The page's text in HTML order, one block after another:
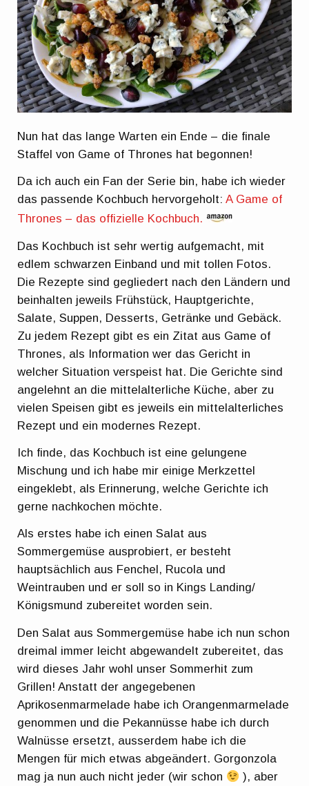
Nun hat das lange Warten ein Ende – die finale
Staffel von Game of Thrones hat begonnen!
Da ich auch ein Fan der Serie bin, habe ich wieder
das passende Kochbuch hervorgeholt:A Game of
Thrones – das offizielle Kochbuch.
Das Kochbuch ist sehr wertig aufgemacht, mit
edlem schwarzen Einband und mit tollen Fotos.
Die Rezepte sind gegliedert nach den Ländern und
beinhalten jeweils Frühstück, Hauptgerichte,
Salate, Suppen, Desserts, Getränke und Gebäck.
Zu jedem Rezept gibt es ein Zitat aus Game of
Thrones, als Information wer das Gericht in
welcher Situation verspeist hat. Die Gerichte sind
angelehnt an die mittelalterliche Küche, aber zu
vielen Speisen gibt es jeweils ein mittelalterliches
Rezept und ein modernes Rezept.
Ich finde, das Kochbuch ist eine gelungene
Mischung und ich habe mir einige Merkzettel
eingeklebt, als Erinnerung, welche Gerichte ich
gerne nachkochen möchte.
Als erstes habe ich einen Salat aus
Sommergemüse ausprobiert, er besteht
hauptsächlich aus Fenchel, Rucola und
Weintrauben und er soll so in Kings Landing/
Königsmund zubereitet worden sein.
Den Salat aus Sommergemüse habe ich nun schon
dreimal immer leicht abgewandelt zubereitet, das
wird dieses Jahr wohl unser Sommerhit zum
Grillen! Anstatt der angegebenen
Aprikosenmarmelade habe ich Orangenmarmelade
genommen und die Pekannüsse habe ich durch
Walnüsse ersetzt, ausserdem habe ich die
Mengen für mich etwas abgeändert. Gorgonzola
mag ja nun auch nicht jeder (wir schon
), aber